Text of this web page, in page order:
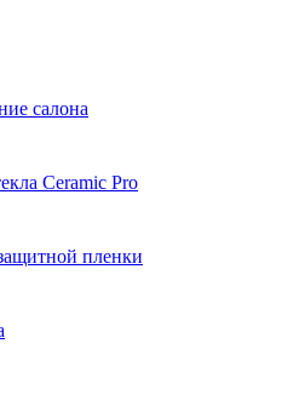
салона
Ceramic Pro
пленки